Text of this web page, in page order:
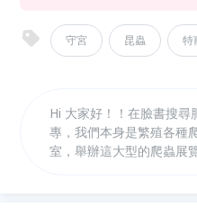
守宮 昆蟲 特
Hi 大家好！！在臉書搜
專，我們本身是繁殖各種
室，舉辦這大型的爬蟲展